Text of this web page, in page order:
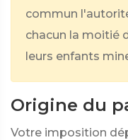
commun
chacun la moitié
leurs enfants
Origine du
Votre imposition